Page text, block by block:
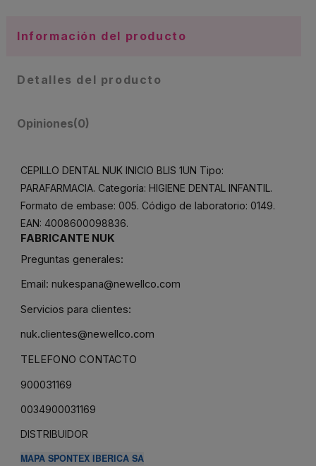
Información del producto
Detalles del producto
Opiniones(0)
CEPILLO DENTAL NUK INICIO BLIS 1UN Tipo:
PARAFARMACIA. Categoría: HIGIENE DENTAL INFANTIL.
Formato de embase: 005. Código de laboratorio: 0149.
EAN: 4008600098836.
FABRICANTE NUK
Preguntas generales:
Email: nukespana@newellco.com
Servicios para clientes:
nuk.clientes@newellco.com
TELEFONO CONTACTO
900031169
0034900031169
DISTRIBUIDOR
MAPA SPONTEX IBERICA SA